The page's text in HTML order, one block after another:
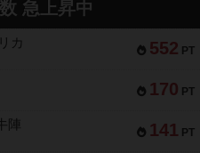
急上昇中
552 PT
カ
170 PT
141 PT
陣